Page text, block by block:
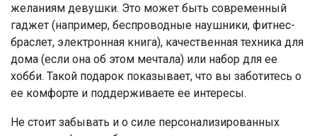
желаниям девушки. Это может быть современный
гаджет (например, беспроводные наушники, фитнес-
браслет, электронная книга), качественная техника для
дома (если она об этом мечтала) или набор для ее
хобби. Такой подарок показывает, что вы заботитесь о
ее комфорте и поддерживаете ее интересы.
Не стоит забывать и о силе персонализированных